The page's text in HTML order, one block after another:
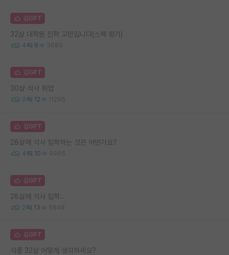
김GPT
32살 대학원 진학 고민입니다(스펙 평가)
4 6 3689
김GPT
30살 석사 취업
0 12 11296
김GPT
28살에 석사 입학하는 것은 어떤가요?
4 10 9985
김GPT
28살에 석사 입학..
2 13 5848
김GPT
석졸 32살 어떻게 생각하세요?